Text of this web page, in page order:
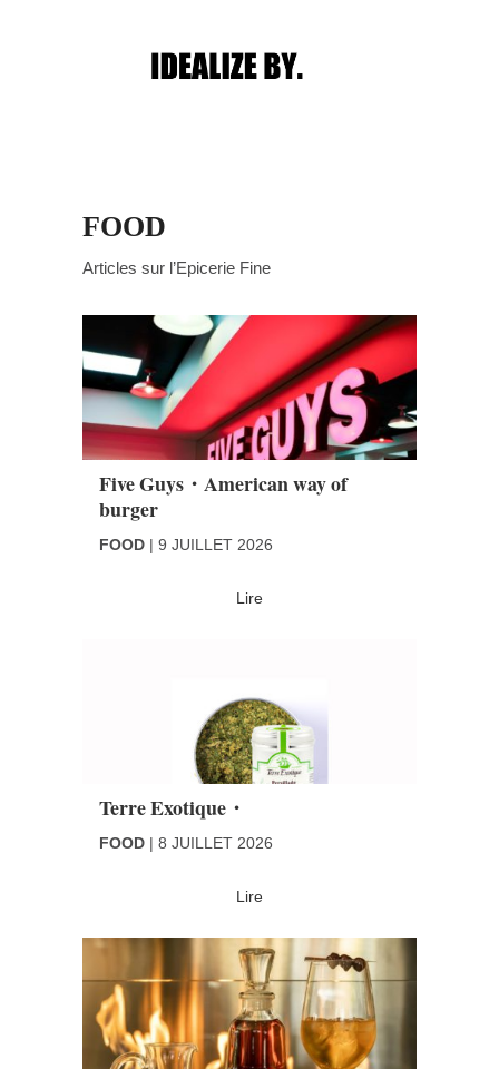
FOOD
Articles sur l’Epicerie Fine
Five Guys・American way of
burger
FOOD 9 JUILLET 2026
Lire
Terre Exotique・
FOOD 8 JUILLET 2026
Lire